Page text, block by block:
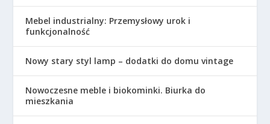
Mebel industrialny: Przemysłowy urok i
funkcjonalność
Nowy stary styl lamp – dodatki do domu vintage
Nowoczesne meble i biokominki. Biurka do
mieszkania